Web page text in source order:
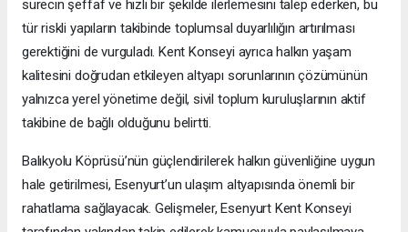
sürecin şeffaf ve hızlı bir şekilde ilerlemesini talep ederken, bu
tür riskli yapıların takibinde toplumsal duyarlılığın artırılması
gerektiğini de vurguladı. Kent Konseyi ayrıca halkın yaşam
kalitesini doğrudan etkileyen altyapı sorunlarının çözümünün
yalnızca yerel yönetime değil, sivil toplum kuruluşlarının aktif
takibine de bağlı olduğunu belirtti.
Balıkyolu Köprüsü’nün güçlendirilerek halkın güvenliğine uygun
hale getirilmesi, Esenyurt’un ulaşım altyapısında önemli bir
rahatlama sağlayacak. Gelişmeler, Esenyurt Kent Konseyi